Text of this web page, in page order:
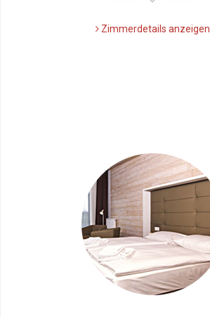
Zimmerdetails anzeigen